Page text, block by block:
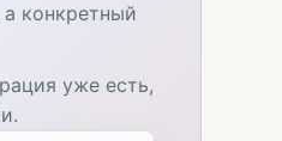
конкретный
уже есть,